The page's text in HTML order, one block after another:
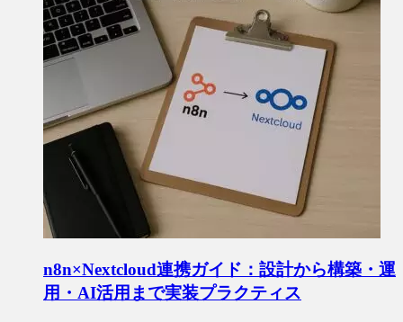
n8n×Nextcloud連携ガイド：設計から構築・運
用・AI活用まで実装プラクティス